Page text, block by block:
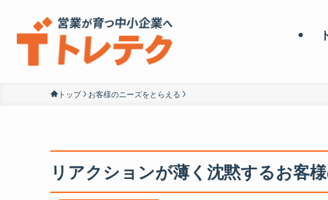
トップ お客様のニーズをとらえる
リアクションが薄く沈黙するお客